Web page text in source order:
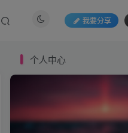
我要分享
个人中心